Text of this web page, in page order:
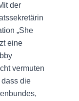
der
„She
eine
vermuten
die